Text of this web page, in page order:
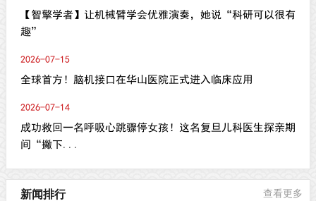
【智擎学者】让机械臂学会优雅演奏，她说“科研可以很有
趣”
2026-07-15
全球首方！脑机接口在华山医院正式进入临床应用
2026-07-14
成功救回一名呼吸心跳骤停女孩！这名复旦儿科医生探亲期
间“撇下...
新闻排行 查看更多